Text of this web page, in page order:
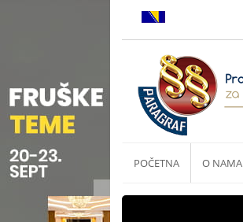
POČETNA O NAMA